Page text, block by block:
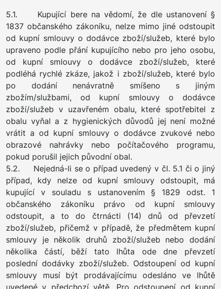
5.1. Kupující bere na vědomí, že dle ustanovení §
1837 občanského zákoníku, nelze mimo jiné odstoupit
od kupní smlouvy o dodávce zboží/služeb, které bylo
upraveno podle přání kupujícího nebo pro jeho osobu,
od kupní smlouvy o dodávce zboží/služeb, které
podléhá rychlé zkáze, jakož i zboží/služeb, které bylo
po dodání nenávratně smíšeno s jiným
zbožím/službami, od kupní smlouvy o dodávce
zboží/služeb v uzavřeném obalu, které spotřebitel z
obalu vyňal a z hygienických důvodů jej není možné
vrátit a od kupní smlouvy o dodávce zvukové nebo
obrazové nahrávky nebo počítačového programu,
pokud porušil jejich původní obal.
5.2. Nejedná-li se o případ uvedený v čl. 5.1 či o jiný
případ, kdy nelze od kupní smlouvy odstoupit, má
kupující v souladu s ustanovením § 1829 odst. 1
občanského zákoníku právo od kupní smlouvy
odstoupit, a to do čtrnácti (14) dnů od převzetí
zboží/služeb, přičemž v případě, že předmětem kupní
smlouvy je několik druhů zboží/služeb nebo dodání
několika částí, běží tato lhůta ode dne převzetí
poslední dodávky zboží/služeb. Odstoupení od kupní
smlouvy musí být prodávajícímu odesláno ve lhůtě
uvedené v předchozí větě. Pro odstoupení od kupní